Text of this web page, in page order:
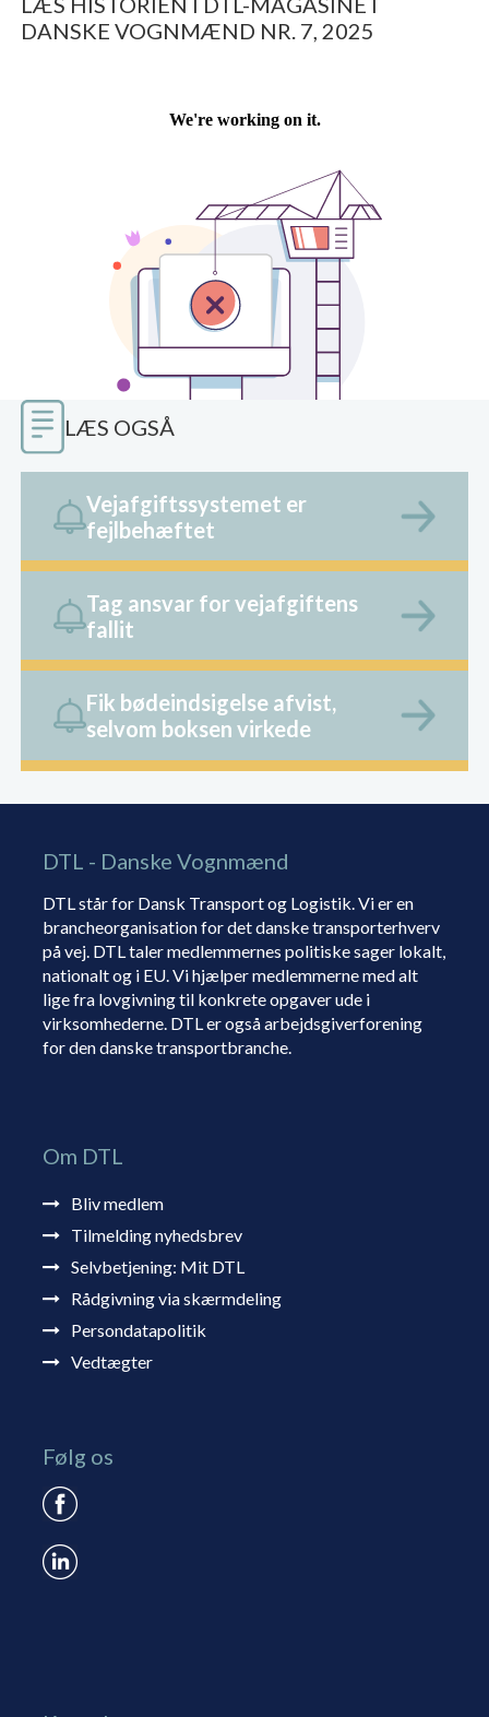
DANSKE VOGNMÆND NR. 7, 2025
LÆS OGSÅ
Vejafgiftssystemet er
fejlbehæftet
Tag ansvar for vejafgiftens
fallit
Fik bødeindsigelse afvist,
selvom boksen virkede
DTL - Danske Vognmænd
DTL står for Dansk Transport og Logistik. Vi er en
brancheorganisation for det danske transporterhverv
på vej. DTL taler medlemmernes politiske sager lokalt,
nationalt og i EU. Vi hjælper medlemmerne med alt
lige fra lovgivning til konkrete opgaver ude i
virksomhederne. DTL er også arbejdsgiverforening
for den danske transportbranche.
Om DTL
Bliv medlem
Tilmelding nyhedsbrev
Selvbetjening: Mit DTL
Rådgivning via skærmdeling
Persondatapolitik
Vedtægter
Følg os